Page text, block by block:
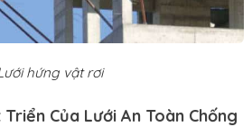
hứng vật rơi
Của Lưới An Toàn Chống